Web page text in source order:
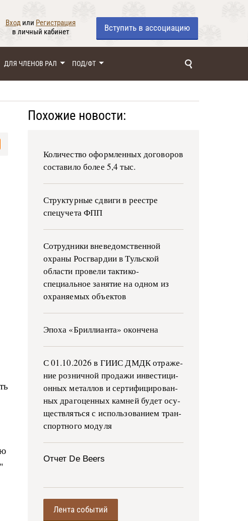
Вход или Регистрация
в личный кабинет
Вступить в ассоциацию
ДЛЯ ЧЛЕНОВ РАЛ ПОД/ФТ
Похожие новости:
Количество оформленных договоров
составило более 5,4 тыс.
Структурные сдвиги в реестре
спецучета ФПП
Сотрудники вневедомственной
охраны Росгвардии в Тульской
области провели тактико-
специальное занятие на одном из
охраняемых объектов
Эпоха «Бриллианта» окончена
С 01.10.2026 в ГИИС ДМДК от­ра­же­
ние роз­ни­ч­ной про­да­жи ин­ве­сти­ци­
он­ных ме­тал­лов и сер­ти­фи­ци­ро­ван­
ных дра­го­цен­ных ка­м­ней бу­дет осу­
ще­ств­лять­ся с ис­поль­зо­ва­ни­ем тран­
с­пор­т­но­го мо­ду­ля
Отчет De Beers
Лента событий